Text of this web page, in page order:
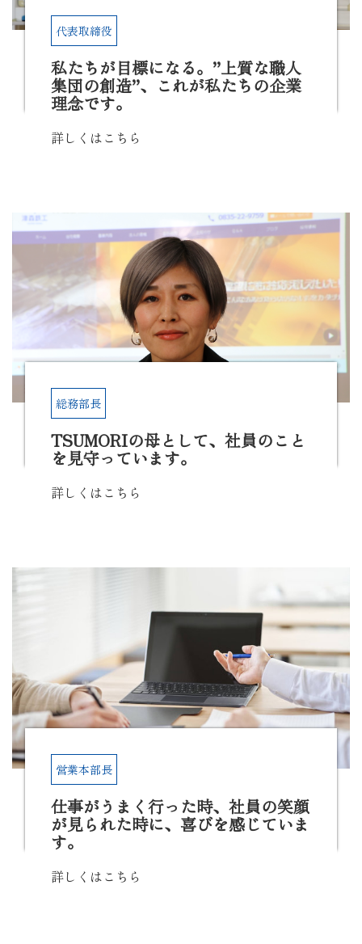
私たちが目標になる。”上質な職人
集団の創造”、これが私たちの企業
理念です。
代表取締役
詳しくはこちら
TSUMORIの母として、社員のこと
を見守っています。
総務部長
詳しくはこちら
仕事がうまく行った時、社員の笑顔
が見られた時に、喜びを感じていま
す。
営業本部長
詳しくはこちら